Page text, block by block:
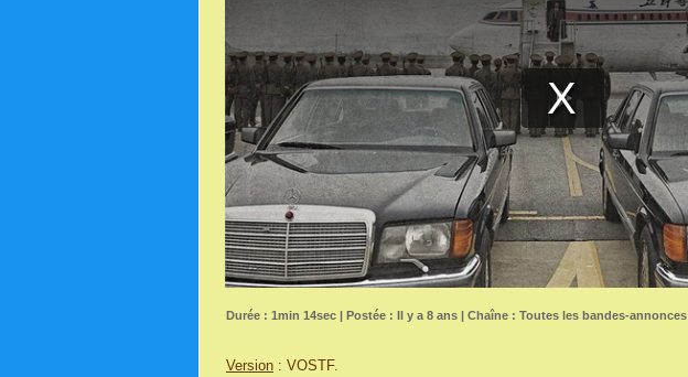
Durée : 1min 14sec | Postée : Il y a 8 ans | Chaîne : Toutes les bandes-annonces
Version : VOSTF.